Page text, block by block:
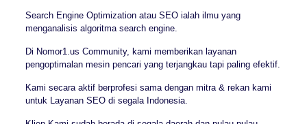
Search Engine Optimization atau SEO ialah ilmu yang
menganalisis algoritma search engine.
Di Nomor1.us Community, kami memberikan layanan
pengoptimalan mesin pencari yang terjangkau tapi paling efektif.
Kami secara aktif berprofesi sama dengan mitra & rekan kami
untuk Layanan SEO di segala Indonesia.